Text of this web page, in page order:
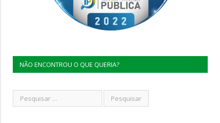
NÃO ENCONTROU O QUE QUERIA?